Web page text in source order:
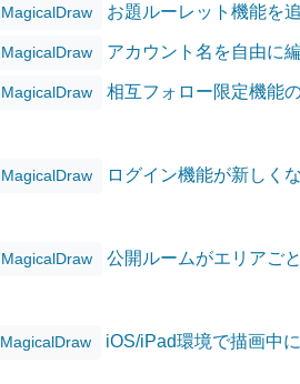
MagicalDraw お題ルーレット機能を
MagicalDraw アカウント名を自由に
MagicalDraw 相互フォロー限定機能
MagicalDraw ログイン機能が新しく
MagicalDraw 公開ルームがエリアご
MagicalDraw
iOS/iPad環境で描画中